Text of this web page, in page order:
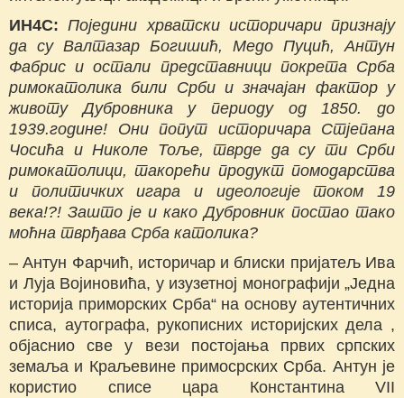
ИН4С: Поједини хрватски историчари признају
да су Валтазар Богишић, Медо Пуцић, Антун
Фабрис и остали представници покрета Срба
римокатолика били Срби и значајан фактор у
животу Дубровника у периоду од 1850. до
1939.године! Они попут историчара Стјепана
Чосића и Николе Тоље, тврде да су ти Срби
римокатолици, такорећи продукт помодарства
и политичких игара и идеологије током 19
века!?! Зашто је и како Дубровник постао тако
моћна тврђава Срба католика?
– Антун Фарчић, историчар и блиски пријатељ Ива
и Луја Војиновића, у изузетној монографији „Једна
историја приморских Срба“ на основу аутентичних
списа, аутографа, рукописних историјских дела ,
објаснио све у вези постојања првих српских
земаља и Краљевине примосрских Срба. Антун је
користио списе цара Константина VII